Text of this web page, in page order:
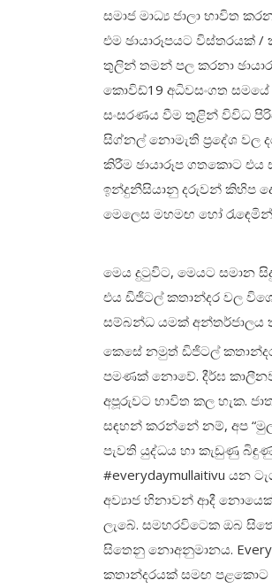
සමාජ මාධ්‍ය ජාලා භාවිත
එම ඡායාරූපයට විස්තරයක්
තුලින් තමන් පල කරනා
කොවිඩ්19 අධිවසංගත සමයේ
සංසරණය වීම තුළින් විවිධ
සිග්නල් නොමැති ප්‍රදේශ වල
කිරීම ඡායාරූප ගතකොට එය
ඉන්දුනීසියානු දරුවන් කිහිප
මෙලෙස මහමඟ හෝ
මෙය දුටුවිට, මෙයට සමාන
එය ඩිජිටල් කතාන්දර වල
සම්බන්ධ යමක් අන්තර්ජාලය
කෙසේ නමුත් ඩිජිටල්
පමණක් නොවේ. දීර්ඝ
අපූරුවට භාවිත කල හැක.
සඳහන් කරන්නේ නම්, අප
පැවති යුද්ධය හා කැඩුණු
#everydaymullaitivu
අව්‍යාජ හිනාවන් ආදී
ලැබේ. සමහරවිටෙක ඔබ
සිතෙනු නොඅනුමානය.
කතාන්දරයක් සමඟ පළකොට